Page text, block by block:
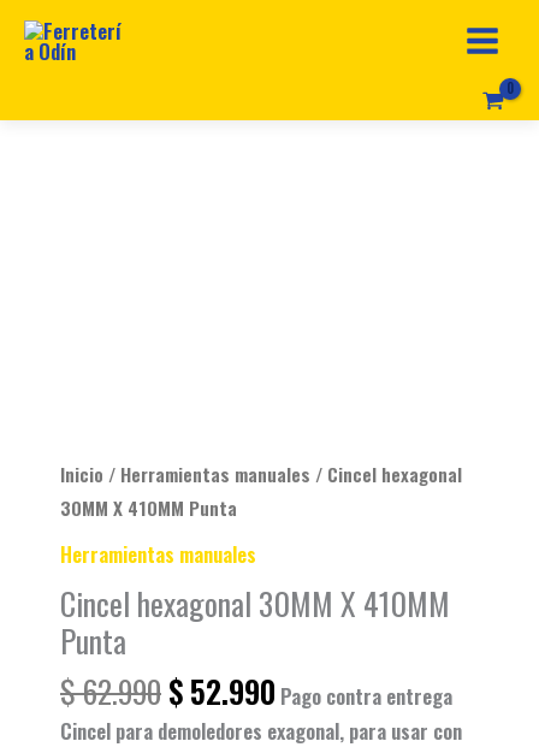
Inicio / Herramientas manuales / Cincel hexagonal
30MM X 410MM Punta
Herramientas manuales
Cincel hexagonal 30MM X 410MM
Punta
$62.990$52.990 Pago contra entrega
Cincel para demoledores exagonal, para usar con